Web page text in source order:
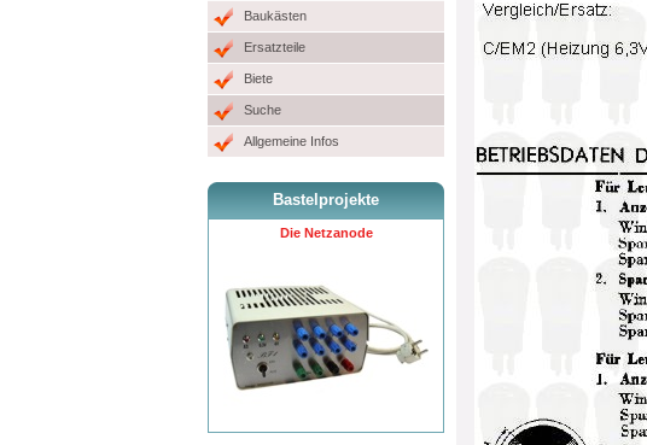
Baukästen
Ersatzteile
Biete
Suche
Allgemeine Infos
Bastelprojekte
Die Netzanode